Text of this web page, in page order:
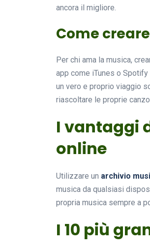
ancora il migliore.
Come
Per chi ama la musica,
app come iTunes o
un vero e proprio viaggio
riascoltare le proprie
I vantaggi
online
Utilizzare un archivio
musica da qualsiasi
propria musica sempre a
I 10 più